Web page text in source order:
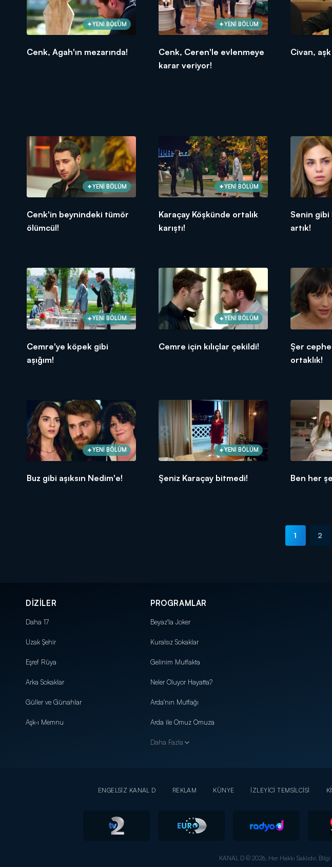
YENİ BÖLÜM
Cenk, Agah'ın mezarında!
YENİ BÖLÜM
Cenk, Ceren'le evlenmeye
karar veriyor!
Civan, aşk
YENİ BÖLÜM
Cenk'in beynindeki tümör
ölümcül!
YENİ BÖLÜM
Karaçay Köşkünde ortalık
karıştı!
Senin gibi
artık!
YENİ BÖLÜM
Cemre'ye köpek gibi
aşığım!
YENİ BÖLÜM
Cemre için kılıçlar çekildi!
Şer
ortaklık!
YENİ BÖLÜM
Buz gibi aşıksın Nedim'e!
YENİ BÖLÜM
Şeniz Karaçay bitmedi! Ben her
1 2
DİZİLER
Daha 17
Uzak Şehir
Eşref Rüya
Arka Sokaklar
Güller ve Günahlar
Aşk-ı Memnu
PROGRAMLAR
Beyaz'la Joker
Kuralsız Sokaklar
Gelinim Mutfakta
Neler Oluyor Hayatta?
Arda'nın Mutfağı
Arda ile Omuz Omuza
Daha Fazla
ENGELSİZ KANAL D REKLAM KÜNYE İZLEYİCİ TEMSİLCİSİ
KANAL D © 2026. Her Hakkı Saklıdır. Bilgi